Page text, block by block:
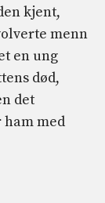
kjent,
menn
en ung
død,
det
med